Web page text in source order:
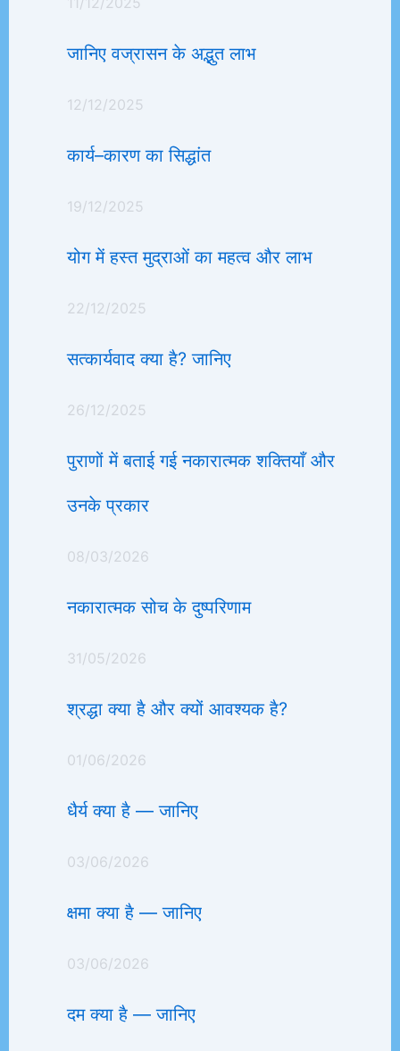
जानिए वज्रासन के अद्भुत लाभ
12/12/2025
कार्य–कारण का सिद्धांत
19/12/2025
योग में हस्त मुद्राओं का महत्व और लाभ
22/12/2025
सत्कार्यवाद क्या है? जानिए
26/12/2025
पुराणों में बताई गई नकारात्मक शक्तियाँ और
उनके प्रकार
08/03/2026
नकारात्मक सोच के दुष्परिणाम
31/05/2026
श्रद्धा क्या है और क्यों आवश्यक है?
01/06/2026
धैर्य क्या है — जानिए
03/06/2026
क्षमा क्या है — जानिए
03/06/2026
दम क्या है — जानिए